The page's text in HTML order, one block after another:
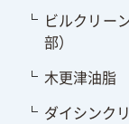
ビルクリー
部）
木更津油脂
ダイシンク